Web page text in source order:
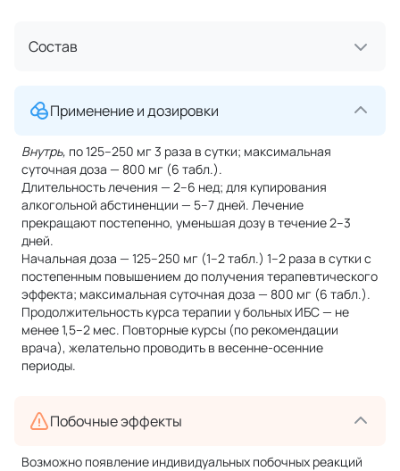
Состав
Применение и дозировки
Внутрь, по 125–250 мг 3 раза в сутки; максимальная
суточная доза — 800 мг (6 табл.).
Длительность лечения — 2–6 нед; для купирования
алкогольной абстиненции — 5–7 дней. Лечение
прекращают постепенно, уменьшая дозу в течение 2–3
дней.
Начальная доза — 125–250 мг (1–2 табл.) 1–2 раза в сутки с
постепенным повышением до получения терапевтического
эффекта; максимальная суточная доза — 800 мг (6 табл.).
Продолжительность курса терапии у больных ИБС — не
менее 1,5–2 мес. Повторные курсы (по рекомендации
врача), желательно проводить в весенне-осенние
периоды.
Побочные эффекты
Возможно появление индивидуальных побочных реакций